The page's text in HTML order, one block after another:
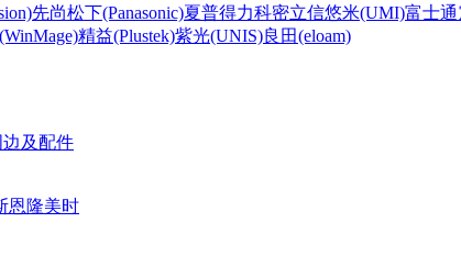
先尚松下(Panasonic)夏普得力科密立信悠米(UMI)富士通
精益(Plustek)紫光(UNIS)良田(eloam)
及配件
恩隆美时